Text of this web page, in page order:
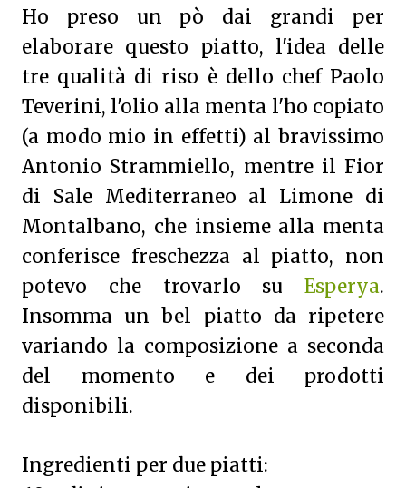
Ho preso un pò dai grandi per
elaborare questo piatto, l'idea delle
tre qualità di riso è dello chef Paolo
Teverini, l'olio alla menta l'ho copiato
(a modo mio in effetti) al bravissimo
Antonio Strammiello, mentre il Fior
di Sale Mediterraneo al Limone di
Montalbano, che insieme alla menta
conferisce freschezza al piatto, non
potevo che trovarlo su Esperya.
Insomma un bel piatto da ripetere
variando la composizione a seconda
del momento e dei prodotti
disponibili.
Ingredienti per due piatti: